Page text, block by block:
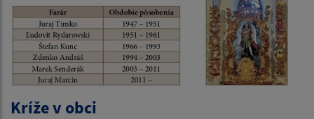
Kríže v obci